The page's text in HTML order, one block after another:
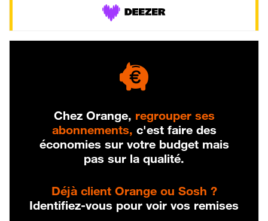
Chez Orange, regrouper ses
abonnements, c'est faire des
économies sur votre budget mais
pas sur la qualité.
Déjà client Orange ou Sosh ?
Identifiez-vous pour voir vos remises